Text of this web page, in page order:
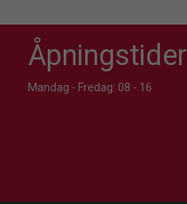
Åpningstider
Mandag - Fredag: 08 - 16